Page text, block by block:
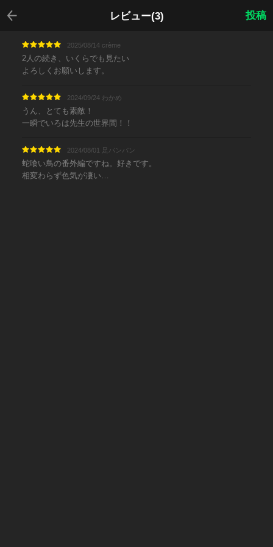
レビュー(3)
戻る
投稿
2025/08/14 crème
2人の続き、いくらでも見たい
よろしくお願いします。
2024/09/24 わかめ
うん、とても素敵！
一瞬でいろは先生の世界間！！
2024/08/01 足パンパン
蛇喰い鳥の番外編ですね。好きです。
相変わらず色気が凄い…